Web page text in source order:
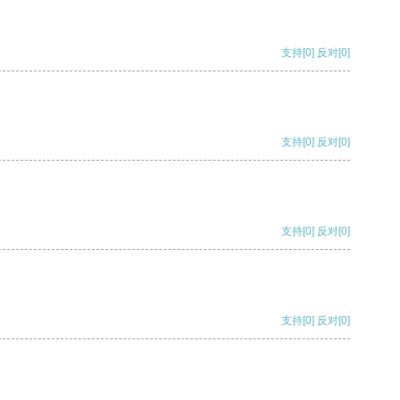
支持[0] 反对[0]
支持[0] 反对[0]
支持[0] 反对[0]
支持[0] 反对[0]